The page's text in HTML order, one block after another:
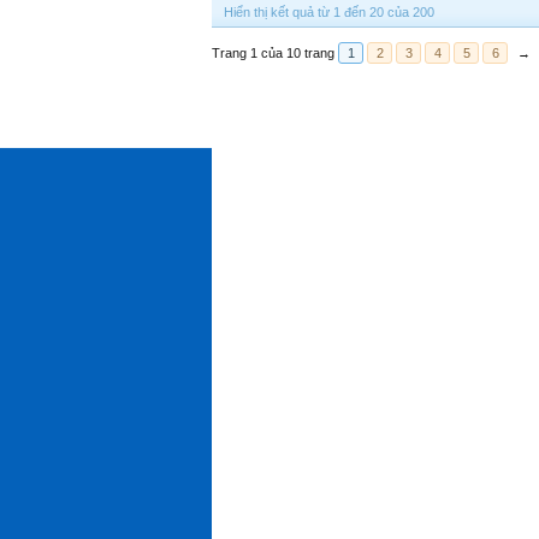
Hiển thị kết quả từ 1 đến 20 của 200
Trang 1 của 10 trang 1 2 3 4 5 6 →